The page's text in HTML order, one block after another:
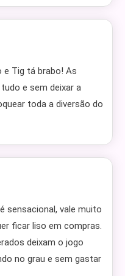
e Tig tá brabo! As
e sem deixar a
toda a diversão do
sensacional, vale muito
ficar liso em compras.
deixam o jogo
no grau e sem gastar